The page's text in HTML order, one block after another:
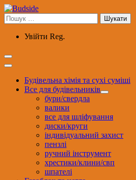
Перейти
до
вмісту
Пошук:
Увійти Reg.
Будівельна хімія та сухі суміші
Все для будівельників
бури/свердла
валики
все для шліфування
диски/круги
індивідуальний захист
пензлі
ручний інструмент
хрестики/клини/свп
шпателі